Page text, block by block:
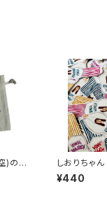
)の忙
着
しおりちゃん
¥440